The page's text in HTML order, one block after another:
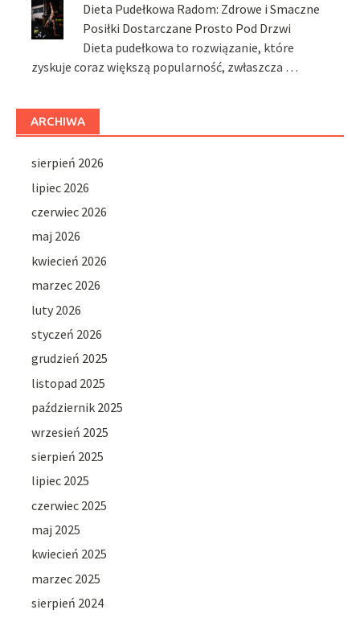
Dieta Pudełkowa Radom: Zdrowe i Smaczne
Posiłki Dostarczane Prosto Pod Drzwi
Dieta pudełkowa to rozwiązanie, które
zyskuje coraz większą popularność, zwłaszcza …
ARCHIWA
sierpień 2026
lipiec 2026
czerwiec 2026
maj 2026
kwiecień 2026
marzec 2026
luty 2026
styczeń 2026
grudzień 2025
listopad 2025
październik 2025
wrzesień 2025
sierpień 2025
lipiec 2025
czerwiec 2025
maj 2025
kwiecień 2025
marzec 2025
sierpień 2024